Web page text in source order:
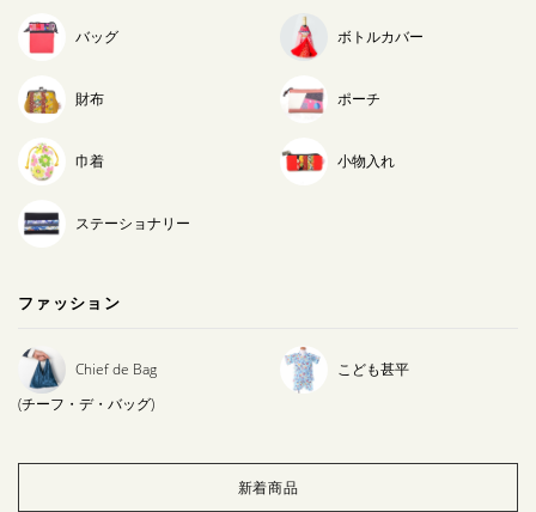
バッグ ボトルカバー
財布 ポーチ
巾着 小物入れ
ステーショナリー
ファッション
Chief de Bag
(チーフ・デ・バッグ)
こども甚平
新着商品